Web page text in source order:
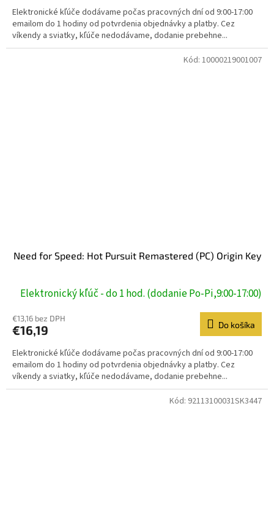
Elektronické kľúče dodávame počas pracovných dní od 9:00-17:00
emailom do 1 hodiny od potvrdenia objednávky a platby. Cez
víkendy a sviatky, kľúče nedodávame, dodanie prebehne...
Need for Speed: Hot Pursuit Remastered (PC) Origin Key
Elektronický kľúč - do 1 hod. (dodanie Po-Pi,9:00-17:00)
€13,16 bez DPH
€16,19 Do košíka
Elektronické kľúče dodávame počas pracovných dní od 9:00-17:00
emailom do 1 hodiny od potvrdenia objednávky a platby. Cez
víkendy a sviatky, kľúče nedodávame, dodanie prebehne...
Kód: 10000219001007
Kód: 92113100031SK3447